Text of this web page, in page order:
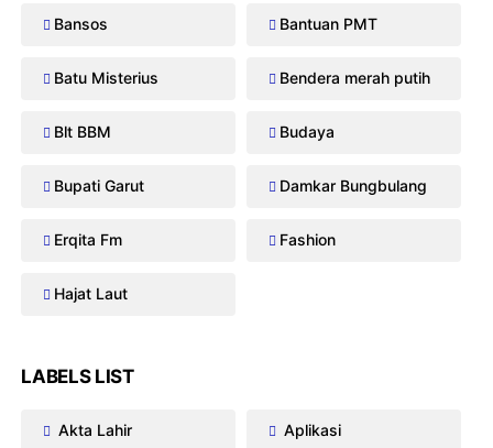
Bansos Bantuan PMT
Batu Misterius Bendera merah putih
Blt BBM Budaya
Bupati Garut Damkar Bungbulang
Erqita Fm Fashion
Hajat Laut
LABELS LIST
Akta Lahir Aplikasi